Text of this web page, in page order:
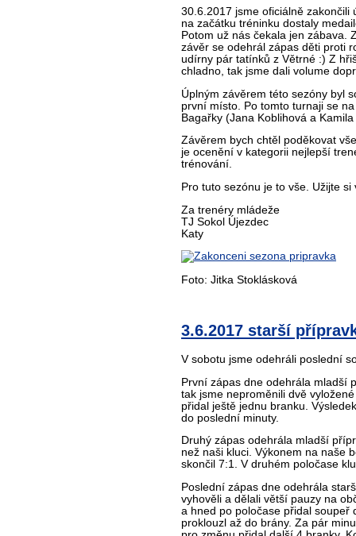
30.6.2017 jsme oficiálně zakončili
na začátku tréninku dostaly
Potom už nás čekala jen zábava.
závěr se odehrál zápas děti proti
udírny pár tatínků z Větrné :) Z
chladno, tak jsme dali volume
Úplným závěrem této sezóny byl
první místo. Po tomto turnaji se
Bagařky (Jana Koblihová a
Závěrem bych chtěl poděkovat
je ocenění v kategorii nejlepší
trénování.
Pro tuto sezónu je to vše. Užijte
Za trenéry mládeže
TJ Sokol Újezdec
Katy
Foto: Jitka Stoklásková
3.6.2017 starší
V sobotu jsme odehráli poslední
První zápas dne odehrála mladší
tak jsme neproměnili dvě
přidal ještě jednu branku.
do poslední minuty.
Druhý zápas odehrála mladší
než naši kluci. Výkonem na naše
skončil 7:1. V druhém poločase
Poslední zápas dne odehrála
vyhověli a dělali větší pauzy na
a hned po poločase přidal soupeř
proklouzl až do brány. Za pár